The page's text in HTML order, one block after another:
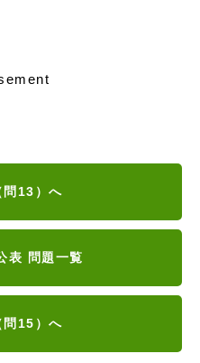
問13）へ
表 問題一覧
問15）へ